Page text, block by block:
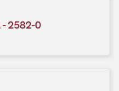
- 2582-0